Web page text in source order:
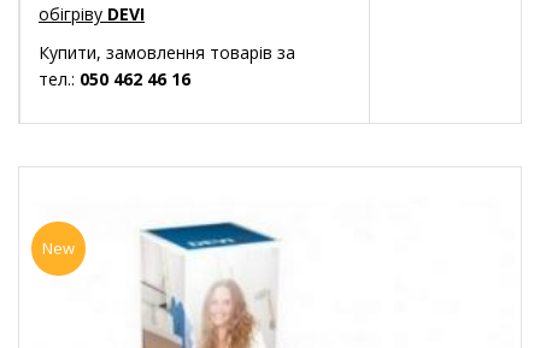
обігріву DEVI
Купити, замовлення товарів за
тел.: 050 462 46 16
New